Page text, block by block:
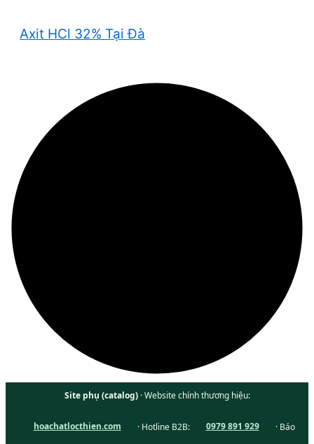
Axit HCl 32% Tại Đà
Site phụ (catalog)· Website chính thương hiệu:
hoachatlocthien.com · Hotline B2B: 0979 891 929 · Báo